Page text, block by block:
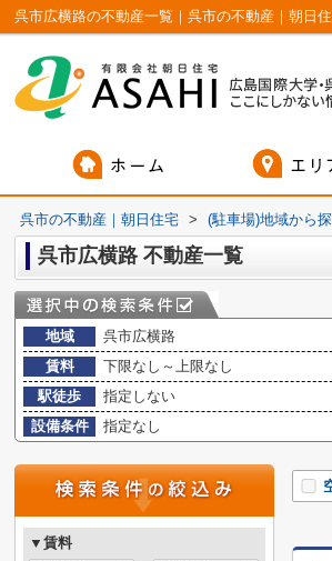
呉市広横路の不動産一覧｜呉市の不動産｜朝日
呉市の不動産｜朝日住宅 > (駐車場)地域から
呉市広横路 不動産一覧
地域
呉市広横路
賃料
下限なし～上限なし
駅徒歩
指定しない
設備条件
指定なし
▼賃料